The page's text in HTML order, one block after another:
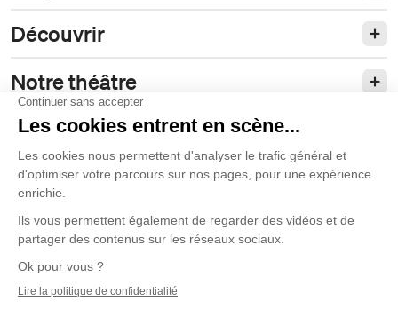
Découvrir
Notre théâtre
Philanthropie et partenariats
Nos politiques
Duceppe